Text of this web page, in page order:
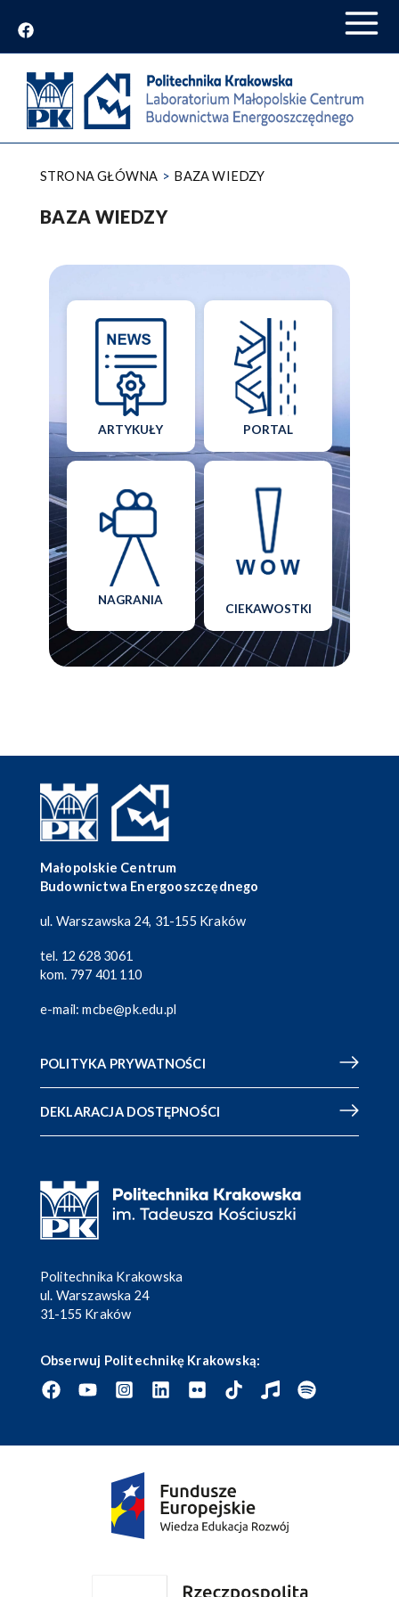
STRONA GŁÓWNA BAZA WIEDZY
BAZA WIEDZY
ARTYKUŁY PORTAL
NAGRANIA
CIEKAWOSTKI
Małopolskie Centrum
Budownictwa Energooszczędnego
ul. Warszawska 24, 31-155 Kraków
tel. 12 628 3061
kom. 797 401 110
e-mail:mcbe@pk.edu.pl
POLITYKA PRYWATNOŚCI
DEKLARACJA DOSTĘPNOŚCI
Politechnika Krakowska
ul. Warszawska 24
31-155 Kraków
Obserwuj Politechnikę Krakowską: